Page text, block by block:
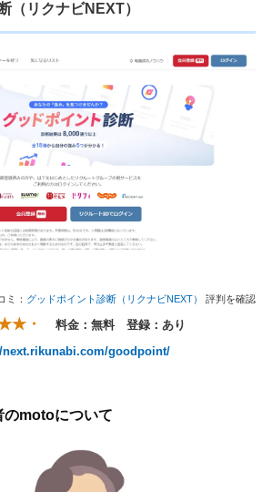
（リクナビNEXT）
ミ： グッドポイント診断（リクナビNEXT） 評判を確認
・
料金：無料 登録：あり
next.rikunabi.com/goodpoint/
のmotoについて